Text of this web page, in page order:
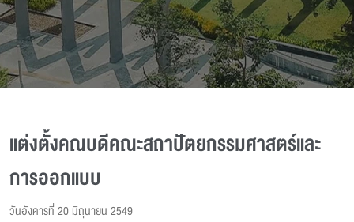
แต่งตั้งคณบดีคณะสถาปัตยกรรมศาสตร์และ
การออกแบบ
วันอังคารที่ 20 มิถุนายน 2549